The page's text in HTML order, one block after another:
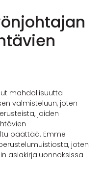
mahdollisuutta
valmisteluun, joten
joiden
päättää. Emme
joten
asiakirjaluonnoksissa